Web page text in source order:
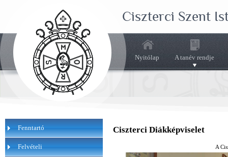
Ciszterci Szent
Nyitólap A tanév rendje
Fenntartó
Felvételi
Ciszterci Diákképviselet
A